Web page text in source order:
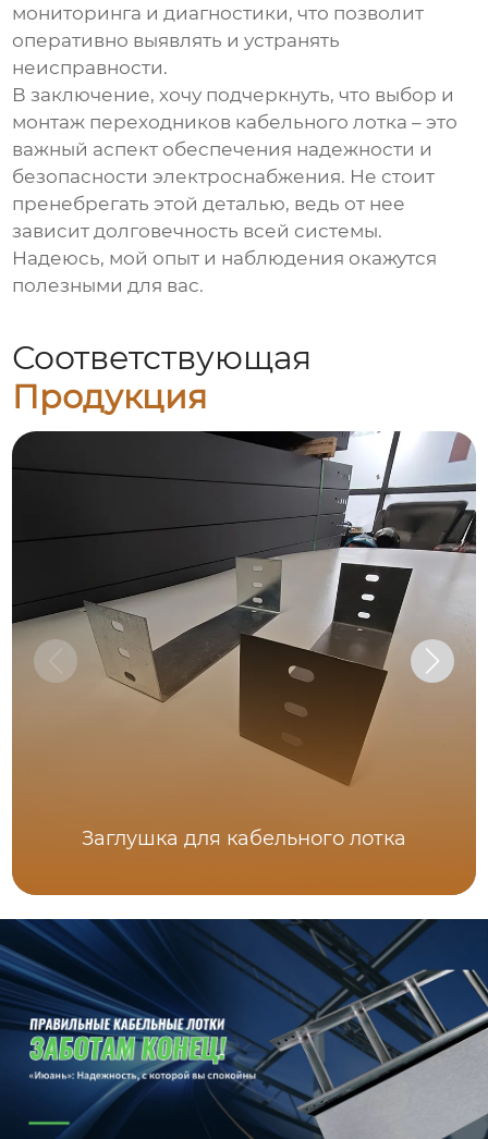
мониторинга и диагностики, что позволит
оперативно выявлять и устранять
неисправности.
В заключение, хочу подчеркнуть, что выбор и
монтаж переходников кабельного лотка – это
важный аспект обеспечения надежности и
безопасности электроснабжения. Не стоит
пренебрегать этой деталью, ведь от нее
зависит долговечность всей системы.
Надеюсь, мой опыт и наблюдения окажутся
полезными для вас.
Соответствующая
Продукция
Заглушка для кабельного лотка